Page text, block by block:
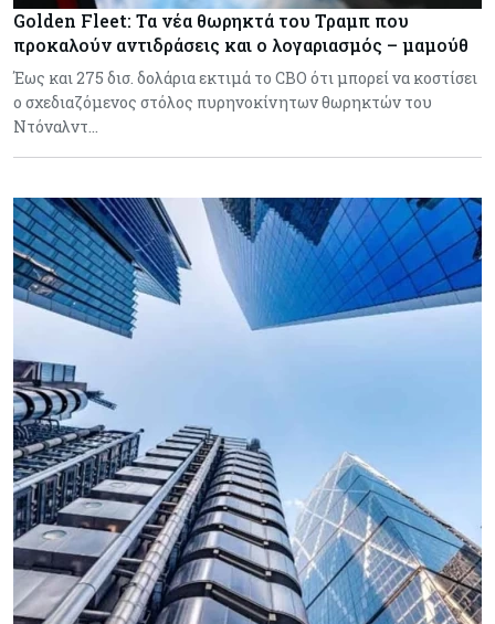
Golden Fleet: Τα νέα θωρηκτά του Τραμπ που
προκαλούν αντιδράσεις και ο λογαριασμός – μαμούθ
Έως και 275 δισ. δολάρια εκτιμά το CBO ότι μπορεί να κοστίσει
ο σχεδιαζόμενος στόλος πυρηνοκίνητων θωρηκτών του
Ντόναλντ…